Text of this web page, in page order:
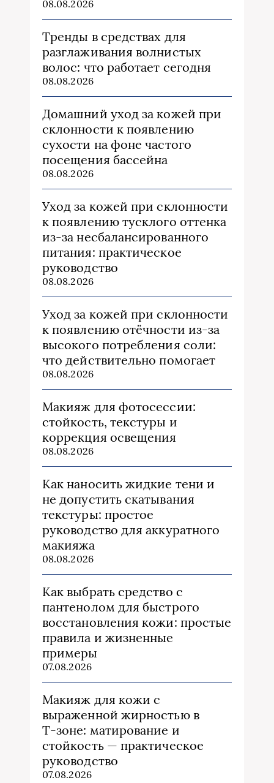
08.08.2026
Тренды в средствах для
разглаживания волнистых
волос: что работает сегодня
08.08.2026
Домашний уход за кожей при
склонности к появлению
сухости на фоне частого
посещения бассейна
08.08.2026
Уход за кожей при склонности
к появлению тусклого оттенка
из‑за несбалансированного
питания: практическое
руководство
08.08.2026
Уход за кожей при склонности
к появлению отёчности из‑за
высокого потребления соли:
что действительно помогает
08.08.2026
Макияж для фотосессии:
стойкость, текстуры и
коррекция освещения
08.08.2026
Как наносить жидкие тени и
не допустить скатывания
текстуры: простое
руководство для аккуратного
макияжа
08.08.2026
Как выбрать средство с
пантенолом для быстрого
восстановления кожи: простые
правила и жизненные
примеры
07.08.2026
Макияж для кожи с
выраженной жирностью в
Т‑зоне: матирование и
стойкость — практическое
руководство
07.08.2026